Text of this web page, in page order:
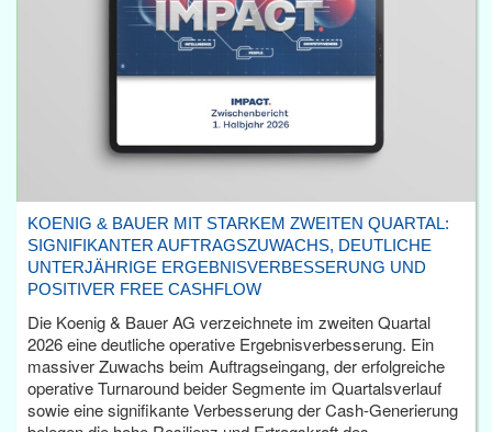
KOENIG & BAUER MIT STARKEM ZWEITEN QUARTAL:
SIGNIFIKANTER AUFTRAGSZUWACHS, DEUTLICHE
UNTERJÄHRIGE ERGEBNISVERBESSERUNG UND
POSITIVER FREE CASHFLOW
Die Koenig & Bauer AG verzeichnete im zweiten Quartal
2026 eine deutliche operative Ergebnisverbesserung. Ein
massiver Zuwachs beim Auftragseingang, der erfolgreiche
operative Turnaround beider Segmente im Quartalsverlauf
sowie eine signifikante Verbesserung der Cash-Generierung